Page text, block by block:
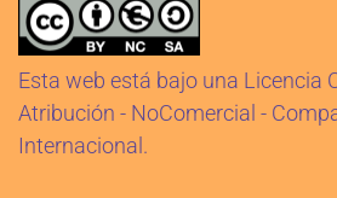
Esta web está bajo una Licencia
Atribución - NoComercial -
Internacional.